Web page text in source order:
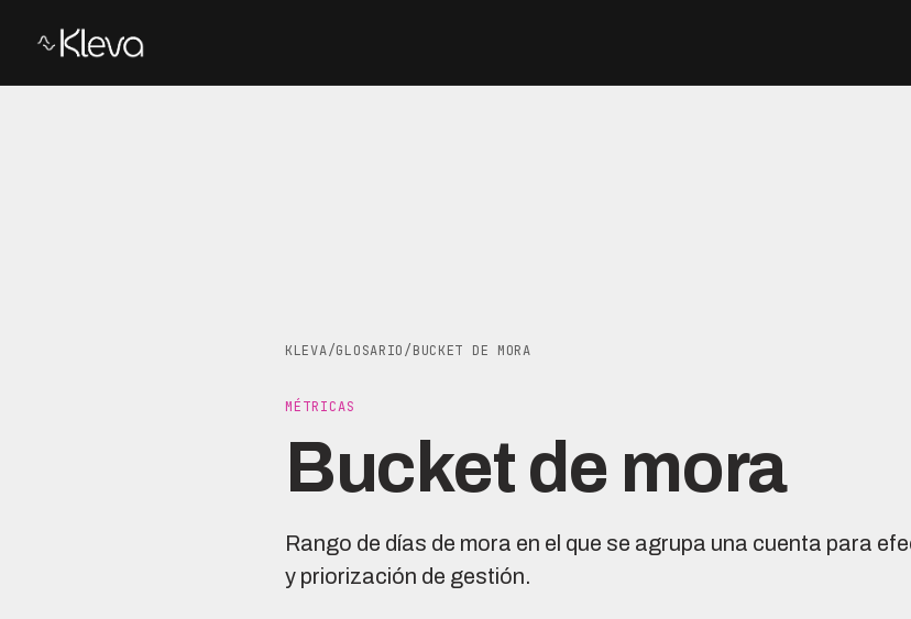
KLEVA/GLOSARIO/BUCKET DE MORA
MÉTRICAS
Bucket de mora
Rango de días de mora en el que se agrupa una cuenta para
y priorización de gestión.